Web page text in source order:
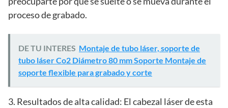
proceso de grabado.
DE TU INTERES Montaje de tubo láser, soporte de
tubo láser Co2 Diámetro 80 mm Soporte Montaje de
soporte flexible para grabado y corte
3. Resultados de alta calidad: El cabezal láser de esta